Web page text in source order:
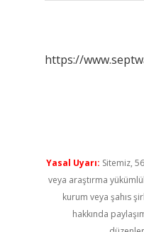
https://
Yasal Uyarı: Sitemiz,
veya araştırma
kurum veya şahıs
hakkında